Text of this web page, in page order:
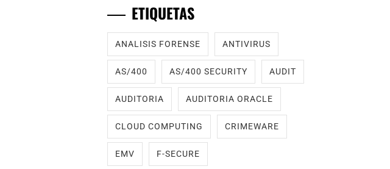
ETIQUETAS
ANALISIS FORENSE ANTIVIRUS
AS/400 AS/400 SECURITY AUDIT
AUDITORIA AUDITORIA ORACLE
CLOUD COMPUTING CRIMEWARE
EMV F-SECURE